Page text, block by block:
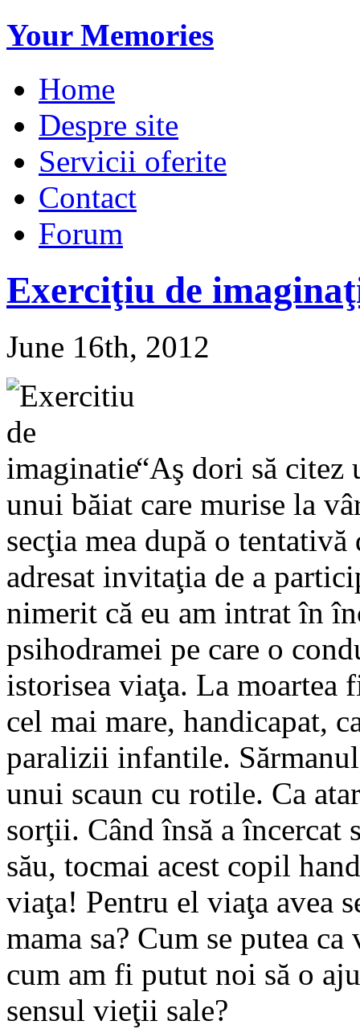
Your Memories
Home
Despre site
Servicii oferite
Contact
Forum
Exerciţiu de
June 16th, 2012
“Aş dori să citez
unui băiat care murise la
secţia mea după o
adresat invitaţia de a
nimerit că eu am intrat în
psihodramei pe care o
istorisea viaţa. La moartea
cel mai mare, handicapat,
paralizii infantile.
unui scaun cu rotile. Ca
sorţii. Când însă a încercat
său, tocmai acest copil
viaţa! Pentru el viaţa avea
mama sa? Cum se putea
cum am fi putut noi să o
sensul vieţii sale?